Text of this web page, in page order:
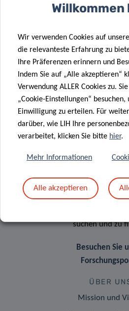
Das LIH-
Informationen über
Forscher, Einheiten,
suchen und zu
Besuchen Sie
ÜBER
Mission und
Willkommen
Wir verwenden Cookies auf
die relevanteste Erfahrung zu
Ihre Präferenzen erinnern und
Indem Sie auf „Alle akzeptieren“
Verwendung ALLER Cookies zu.
„Cookie-Einstellungen“
Einwilligung zu erteilen. Für
darüber, wie LIH Ihre
verarbeitet, klicken Sie bitte hier.
Mehr Informationen
Alle akzeptieren